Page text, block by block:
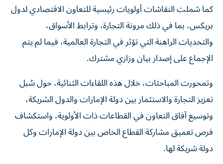
كما شملت النقاشات أولويات رئيسية للتعاون الاقتصادي لدول
بريكس، بما في ذلك مرونة التجارة، وترابط الأسواق،
والتحديات الراهنة التي تؤثر في التجارة العالمية، فيما لم يتم
الإجماع على إصدار بيان وزاري مشترك.
وتمحورت المباحثات، خلال هذه اللقاءات الثنائية، حول سُبل
تعزيز التجارة والاستثمار بين دولة الإمارات والدول الشريكة،
وتوسيع آفاق التعاون في القطاعات ذات الأولوية، واستكشاف
فرص تعميق مشاركة القطاع الخاص بين دولة الإمارات وكل
دولة شريكة لها.